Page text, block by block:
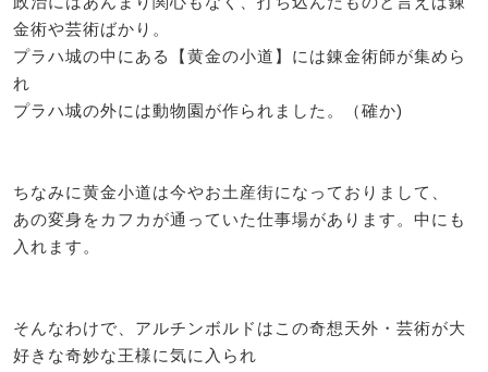
金術や芸術ばかり。
プラハ城の中にある【黄金の小道】には錬金術師が集めら
れ
プラハ城の外には動物園が作られました。（確か)
ちなみに黄金小道は今やお土産街になっておりまして、
あの変身をカフカが通っていた仕事場があります。中にも
入れます。
そんなわけで、アルチンボルドはこの奇想天外・芸術が大
好きな奇妙な王様に気に入られ